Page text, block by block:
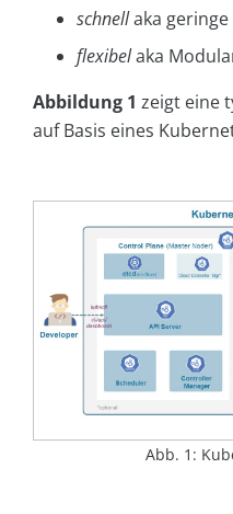
schnellaka
flexibelaka
Abbildung 1 zeigt eine
auf Basis eines
Abb. 1: